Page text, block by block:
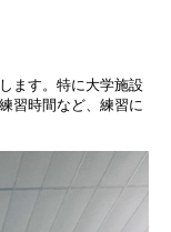
します。特に大学施設
習時間など、練習に